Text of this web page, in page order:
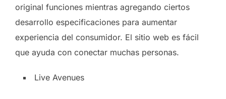
original funciones mientras agregando ciertos
desarrollo especificaciones para aumentar
experiencia del consumidor. El sitio web es fácil
que ayuda con conectar muchas personas.
Live Avenues